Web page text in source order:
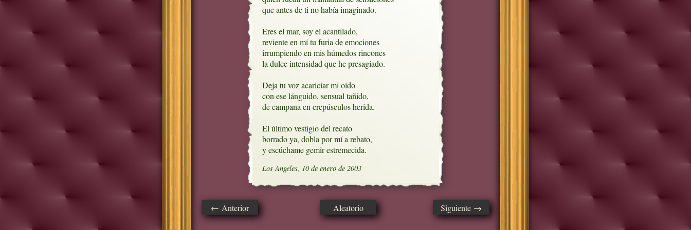
que antes de ti no había imaginado.
Eres el mar, soy el acantilado,
reviente en mí tu furia de emociones
irrumpiendo en mis húmedos rincones
la dulce intensidad que he presagiado.
Deja tu voz acariciar mi oído
con ese lánguido, sensual tañido,
de campana en crepúsculos herida.
El último vestigio del recato
borrado ya, dobla por mí a rebato,
y escúchame gemir estremecida.
Los Angeles, 10 de enero de 2003
← Anterior Aleatorio Siguiente →